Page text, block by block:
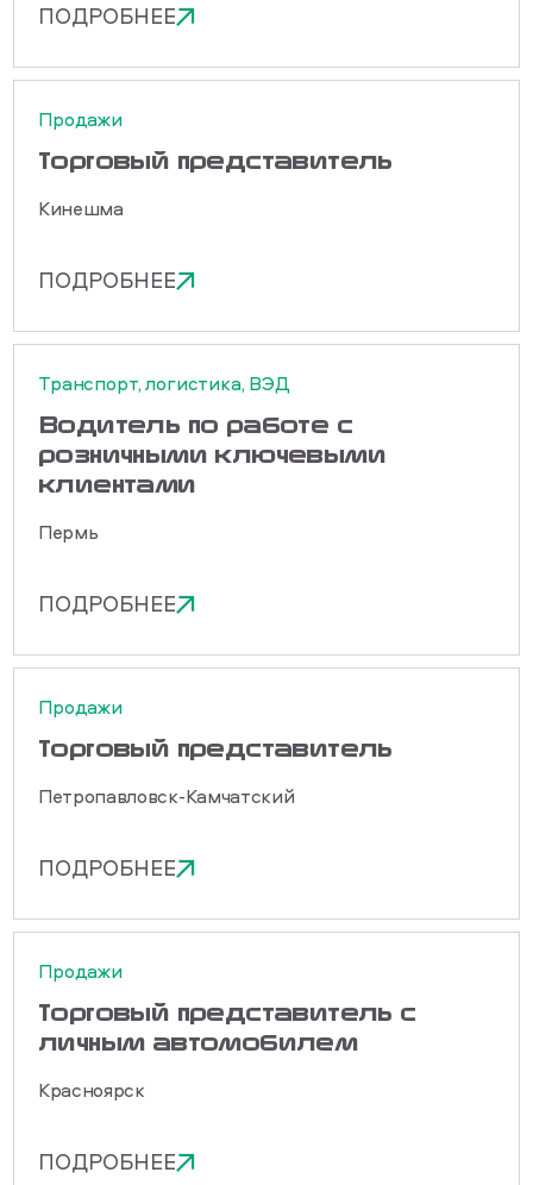
ПОДРОБНЕЕ
Продажи
Торговый представитель
Кинешма
ПОДРОБНЕЕ
Транспорт, логистика, ВЭД
Водитель по работе с
розничными ключевыми
клиентами
Пермь
ПОДРОБНЕЕ
Продажи
Торговый представитель
Петропавловск-Камчатский
ПОДРОБНЕЕ
Продажи
Торговый представитель с
личным автомобилем
Красноярск
ПОДРОБНЕЕ